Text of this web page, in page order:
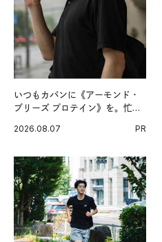
いつもカバンに《アーモンド・
ブリーズ プロテイン》を。忙し
グ習慣。
2026.08.07 PR